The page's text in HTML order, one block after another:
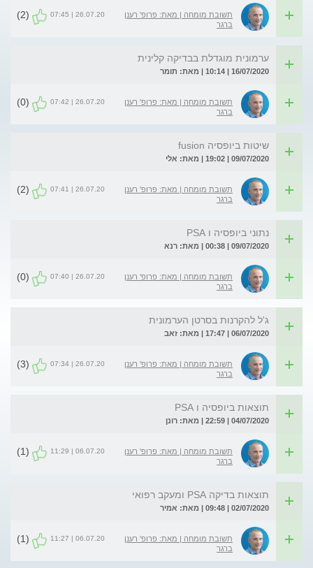
תשובת מומחה | מאת: פרופ' רענן
ברגר
26.07.20 | 07:45
(2)
ערמונית מוגדלת בבדיקה קלינית
16/07/2020 | 10:14 | מאת: תומר
תשובת מומחה | מאת: פרופ' רענן
ברגר
26.07.20 | 07:42
(0)
שיטות ביופסיה fusion
09/07/2020 | 19:02 | מאת: אלי
תשובת מומחה | מאת: פרופ' רענן
ברגר
26.07.20 | 07:41
(2)
נתוני ביופסיה ו PSA
09/07/2020 | 00:38 | מאת: רנא
תשובת מומחה | מאת: פרופ' רענן
ברגר
26.07.20 | 07:40
(0)
ג'ל להקרנות בסרטן הערמונית
06/07/2020 | 17:47 | מאת: זאב
תשובת מומחה | מאת: פרופ' רענן
ברגר
26.07.20 | 07:34
(3)
תוצאות ביופסיה ו PSA
04/07/2020 | 22:59 | מאת: רונן
תשובת מומחה | מאת: פרופ' רענן
ברגר
06.07.20 | 11:29
(1)
תוצאות בדיקה PSA ומעקב רפואי
02/07/2020 | 09:48 | מאת: אמיר
תשובת מומחה | מאת: פרופ' רענן
ברגר
06.07.20 | 11:27
(1)